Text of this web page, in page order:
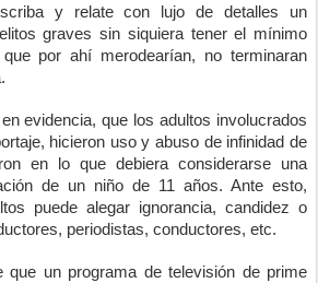
y relate con lujo de detalles un
graves sin siquiera tener el mínimo
por ahí merodearían, no terminaran
evidencia, que los adultos involucrados
hicieron uso y abuso de infinidad de
en lo que debiera considerarse una
de un niño de 11 años. Ante esto,
puede alegar ignorancia, candidez o
periodistas, conductores, etc.
que un programa de televisión de prime